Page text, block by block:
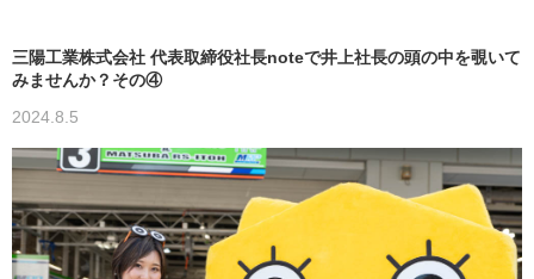
三陽工業株式会社 代表取締役社長noteで井上社長の頭の中を覗いて
みませんか？その④
2024.8.5